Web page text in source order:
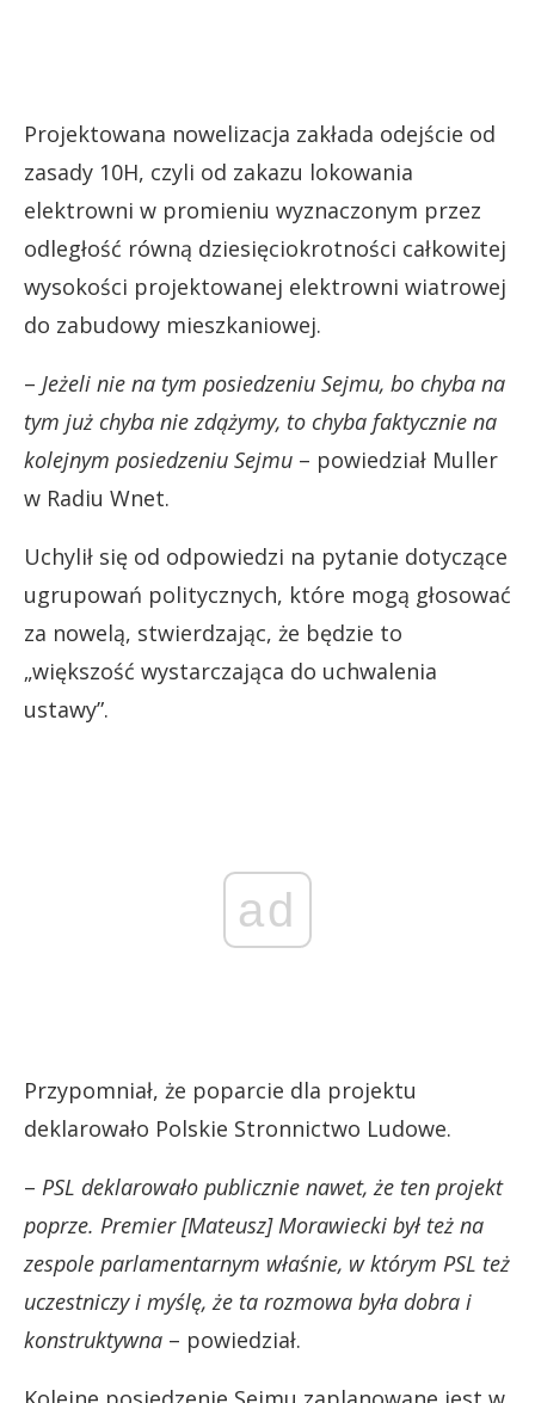
Projektowana nowelizacja zakłada odejście od
zasady 10H, czyli od zakazu lokowania
elektrowni w promieniu wyznaczonym przez
odległość równą dziesięciokrotności całkowitej
wysokości projektowanej elektrowni wiatrowej
do zabudowy mieszkaniowej.
– Jeżeli nie na tym posiedzeniu Sejmu, bo chyba na
tym już chyba nie zdążymy, to chyba faktycznie na
kolejnym posiedzeniu Sejmu – powiedział Muller
w Radiu Wnet.
Uchylił się od odpowiedzi na pytanie dotyczące
ugrupowań politycznych, które mogą głosować
za nowelą, stwierdzając, że będzie to
„większość wystarczająca do uchwalenia
ustawy”.
ad
Przypomniał, że poparcie dla projektu
deklarowało Polskie Stronnictwo Ludowe.
– PSL deklarowało publicznie nawet, że ten projekt
poprze. Premier [Mateusz] Morawiecki był też na
zespole parlamentarnym właśnie, w którym PSL też
uczestniczy i myślę, że ta rozmowa była dobra i
konstruktywna – powiedział.